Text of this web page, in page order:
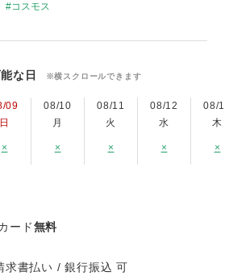
コスモス
な日 ※横スクロールできます
09
日
×
08/10
月
×
08/11
火
×
08/12
水
×
08/
木
×
ード無料
求書払い / 銀行振込 可